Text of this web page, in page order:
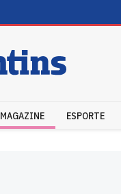
MAGAZINE ESPORTE